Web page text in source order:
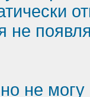
не
не могу